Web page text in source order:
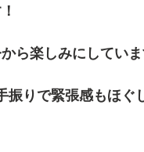
ら楽しみにしていま
振りで緊張感もほぐ